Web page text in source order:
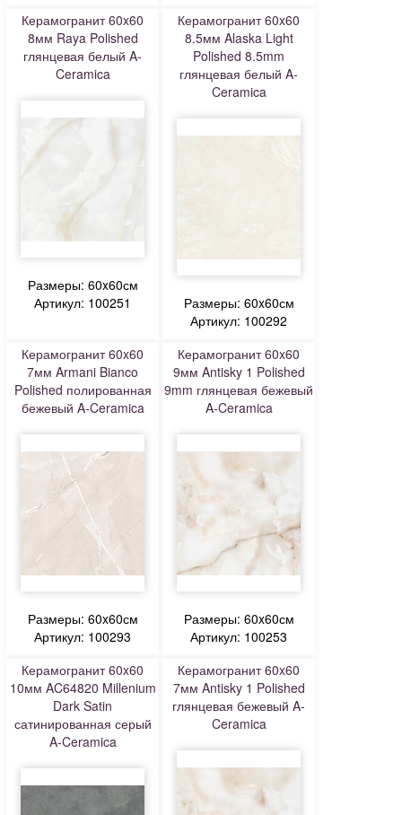
Керамогранит 60x60
8мм Raya Polished
глянцевая белый A-
Ceramica
Размеры: 60x60см
Артикул: 100251
Керамогранит 60x60
8.5мм Alaska Light
Polished 8.5mm
глянцевая белый A-
Ceramica
Размеры: 60x60см
Артикул: 100292
Керамогранит 60x60
7мм Armani Bianco
Polished полированная
бежевый A-Ceramica
Размеры: 60x60см
Артикул: 100293
Керамогранит 60x60
9мм Antisky 1 Polished
9mm глянцевая бежевый
A-Ceramica
Размеры: 60x60см
Артикул: 100253
Керамогранит 60x60
10мм AC64820 Millenium
Dark Satin
сатинированная серый
A-Ceramica
Керамогранит 60x60
7мм Antisky 1 Polished
глянцевая бежевый A-
Ceramica